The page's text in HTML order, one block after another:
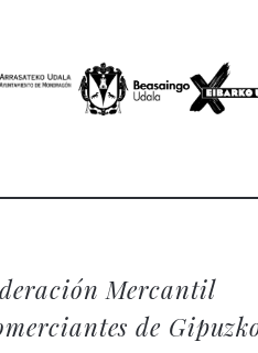
Mercantil
de